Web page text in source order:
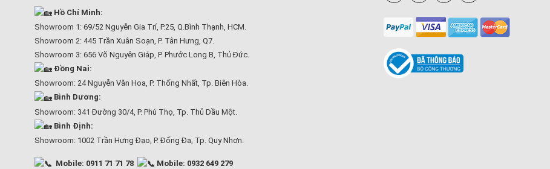
Hồ Chí Minh:
Showroom 1: 69/52 Nguyễn Gia Trí, P.25, Q.Bình Thạnh, HCM.
Showroom 2: 445 Trần Xuân Soạn, P. Tân Hưng, Q7.
Showroom 3: 656 Võ Nguyên Giáp, P. Phước Long B, Thủ Đức.
Đồng Nai:
Showroom: 24 Nguyễn Văn Hoa, P. Thống Nhất, Tp. Biên Hòa.
Bình Dương:
Showroom: 341 Đường 30/4, P. Phú Thọ, Tp. Thủ Dầu Một.
Bình Định:
Showroom: 1002 Trần Hưng Đạo, P. Đống Đa, Tp. Quy Nhơn.
Mobile: 0911 71 71 78 Mobile: 0932 649 279